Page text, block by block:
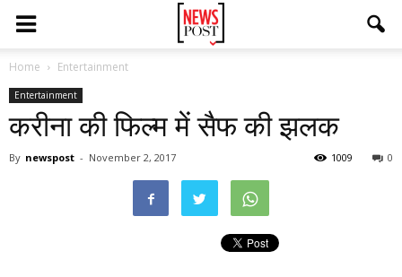
Home Entertainment
Entertainment
करीना की फिल्म में सैफ की झलक
By newspost - November 2, 2017 0
1009